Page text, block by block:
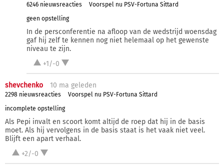
6246 nieuwsreacties
Voorspel nu PSV-Fortuna Sittard
geen opstelling
In de persconferentie na afloop van de wedstrijd woensdag
gaf hij zelf te kennen nog niet helemaal op het gewenste
niveau te zijn.
+1/-0
shevchenko 10 ma geleden
2298 nieuwsreacties
Voorspel nu PSV-Fortuna Sittard
incomplete opstelling
Als Pepi invalt en scoort komt altijd de roep dat hij in de basis
moet. Als hij vervolgens in de basis staat is het vaak niet veel.
Blijft een apart verhaal.
+2/-0